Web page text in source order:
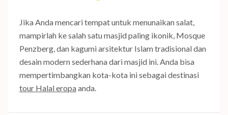
Jika Anda mencari tempat untuk menunaikan salat,
mampirlah ke salah satu masjid paling ikonik, Mosque
Penzberg, dan kagumi arsitektur Islam tradisional dan
desain modern sederhana dari masjid ini. Anda bisa
mempertimbangkan kota-kota ini sebagai destinasi
tour Halal eropaanda.